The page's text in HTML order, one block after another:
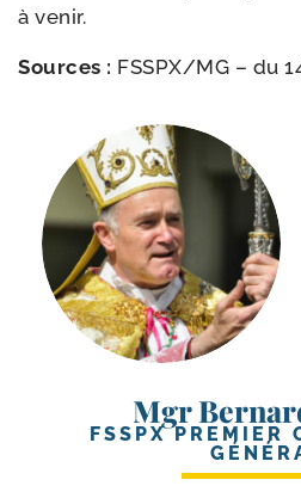
à venir.
Sources : FSSPX/​MG – du
Mgr
FSSPX PREMIER